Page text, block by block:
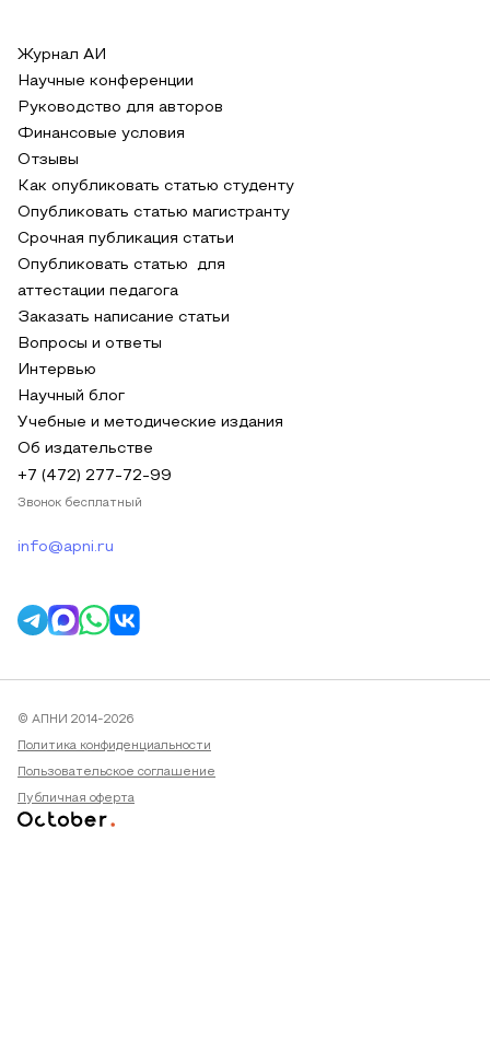
Журнал АИ
Научные конференции
Руководство для авторов
Финансовые условия
Отзывы
Как опубликовать статью студенту
Опубликовать статью магистранту
Срочная публикация статьи
Опубликовать статью для
аттестации педагога
Заказать написание статьи
Вопросы и ответы
Интервью
Научный блог
Учебные и методические издания
Об издательстве
+7 (472) 277-72-99
Звонок бесплатный
info@apni.ru
© АПНИ 2014-2026
Политика конфиденциальности
Пользовательское соглашение
Публичная оферта